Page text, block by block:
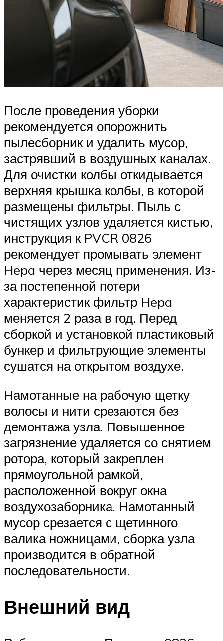
После проведения уборки
рекомендуется опорожнить
пылесборник и удалить мусор,
застрявший в воздушных каналах.
Для очистки колбы откидывается
верхняя крышка колбы, в которой
размещены фильтры. Пыль с
чистящих узлов удаляется кистью,
инструкция к PVCR 0826
рекомендует промывать элемент
Hepa через месяц применения. Из-
за постепенной потери
характеристик фильтр Hepa
меняется 2 раза в год. Перед
сборкой и установкой пластиковый
бункер и фильтрующие элементы
сушатся на открытом воздухе.
Намотанные на рабочую щетку
волосы и нити срезаются без
демонтажа узла. Повышенное
загрязнение удаляется со снятием
ротора, который закреплен
прямоугольной рамкой,
расположенной вокруг окна
воздухозаборника. Намотанный
мусор срезается с щетинного
валика ножницами, сборка узла
производится в обратной
последовательности.
Внешний вид